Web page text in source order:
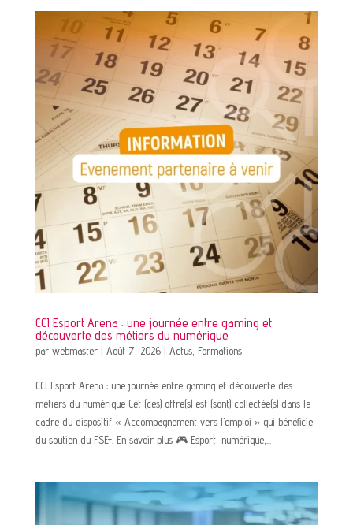
CCI Esport Arena : une journée entre gaming et
découverte des métiers du numérique
par webmaster| Août 7, 2026| Actus, Formations
CCI Esport Arena : une journée entre gaming et découverte des
métiers du numérique Cet (ces) offre(s) est (sont) collectée(s) dans le
cadre du dispositif « Accompagnement vers l’emploi » qui bénéficie
du soutien du FSE+. En savoir plus 🎮 Esport, numérique,...